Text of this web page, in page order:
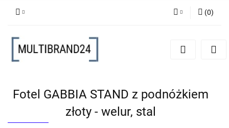
Zarejestruj się
(0)
Fotel GABBIA STAND z podnóżkiem
złoty - welur, stal